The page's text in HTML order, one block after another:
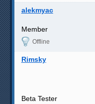
alekmyac
Member
Offline
Rimsky
Beta Tester